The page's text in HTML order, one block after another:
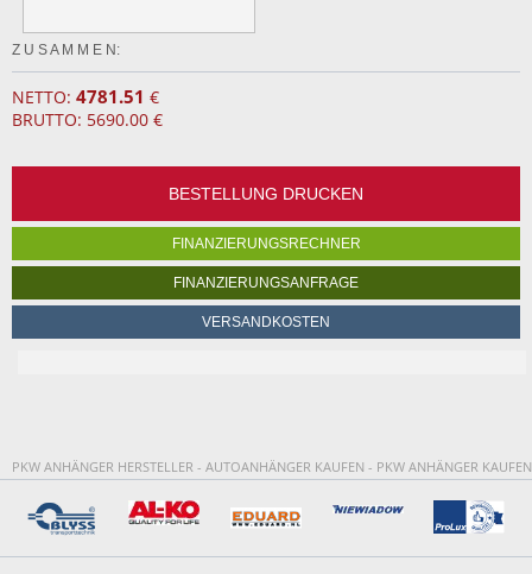
Z U S A M M E N:
NETTO: 4781.51 €
BRUTTO: 5690.00 €
BESTELLUNG DRUCKEN
FINANZIERUNGSRECHNER
FINANZIERUNGSANFRAGE
VERSANDKOSTEN
PKW ANHÄNGER HERSTELLER - AUTOANHÄNGER KAUFEN - PKW ANHÄNGER KAUFEN